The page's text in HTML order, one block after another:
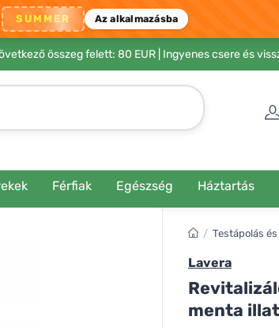
SUMMER Az alkalmazásba
összeg felett: 80 EUR | Ingyenes csere és
Férfiak Egészség Háztartás
/ Testápolás
Lavera
menta